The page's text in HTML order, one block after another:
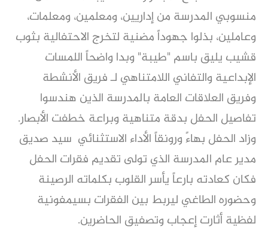
منسوبي المدرسة من إداريين، ومعلمين، ومعلمات،
وعاملين، بذلوا جهوداً مضنية لتخرج الاحتفالية بثوب
قشيب يليق باسم "طيبة" وبدا واضحاً اللمسات
الإبداعية والتفاني اللامتناهي لـ فريق الأنشطة
وفريق العلاقات العامة بالمدرسة الذين هندسوا
تفاصيل الحفل بدقة متناهية وبراعة خطفت الأبصار.
وزاد الحفل بهاءً ورونقاً الأداء الاستثنائي سيد صديق
مدير عام المدرسة الذي تولى تقديم فقرات الحفل
فكان كعادته بارعاً يأسر القلوب بكلماته الرصينة
وحضوره الطاغي ليربط بين الفقرات بسيمفونية
لفظية أثارت إعجاب وتصفيق الحاضرين.